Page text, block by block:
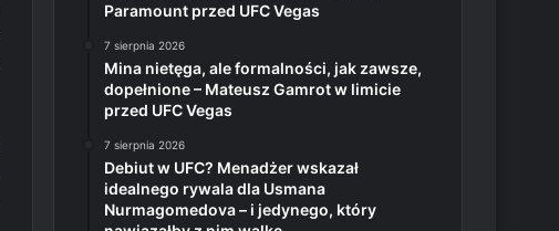
Paramount przed UFC Vegas
7 sierpnia 2026
Mina nietęga, ale formalności, jak zawsze,
dopełnione – Mateusz Gamrot w limicie
przed UFC Vegas
7 sierpnia 2026
Debiut w UFC? Menadżer wskazał
idealnego rywala dla Usmana
Nurmagomedova – i jedynego, który